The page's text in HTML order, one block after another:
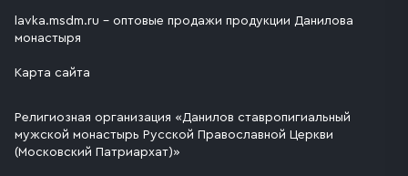
lavka.msdm.ru – оптовые продажи продукции Данилова
монастыря
Карта сайта
Религиозная организация «Данилов ставропигиальный
мужской монастырь Русской Православной Церкви
(Московский Патриархат)»